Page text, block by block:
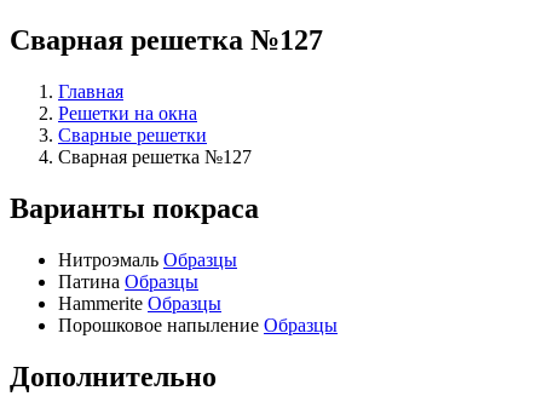
Сварная решетка №127
Главная
Решетки на окна
Сварные решетки
Сварная решетка №127
Варианты покраса
Нитроэмаль Образцы
Патина Образцы
Hammerite Образцы
Порошковое напыление Образцы
Дополнительно